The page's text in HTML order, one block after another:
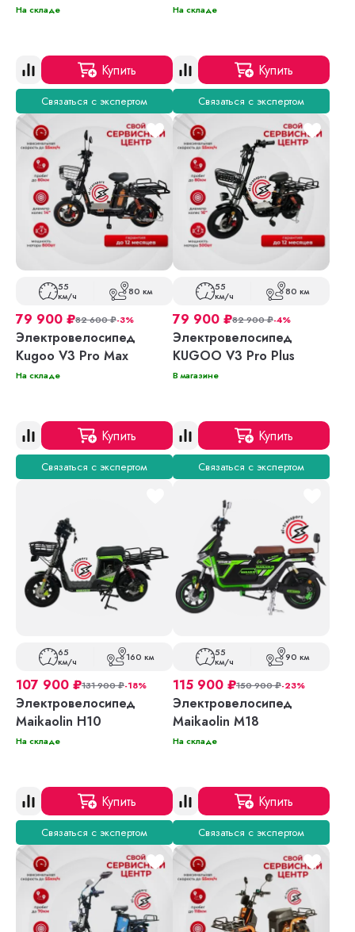
На складе
Купить
Связаться с экспертом
На складе
Купить
Связаться с экспертом
55
км/ч 80 км
79 900 ₽82 600₽-3%
Электровелосипед
Kugoo V3 Pro Max
На складе
Купить
Связаться с экспертом
55
км/ч 80 км
79 900 ₽82 900₽-4%
Электровелосипед
KUGOO V3 Pro Plus
В магазине
Купить
Связаться с экспертом
65
км/ч 160 км
107 900 ₽131 900₽-18%
Электровелосипед
Maikaolin H10
На складе
Купить
Связаться с экспертом
55
км/ч 90 км
115 900 ₽150 900₽-23%
Электровелосипед
Maikaolin M18
На складе
Купить
Связаться с экспертом